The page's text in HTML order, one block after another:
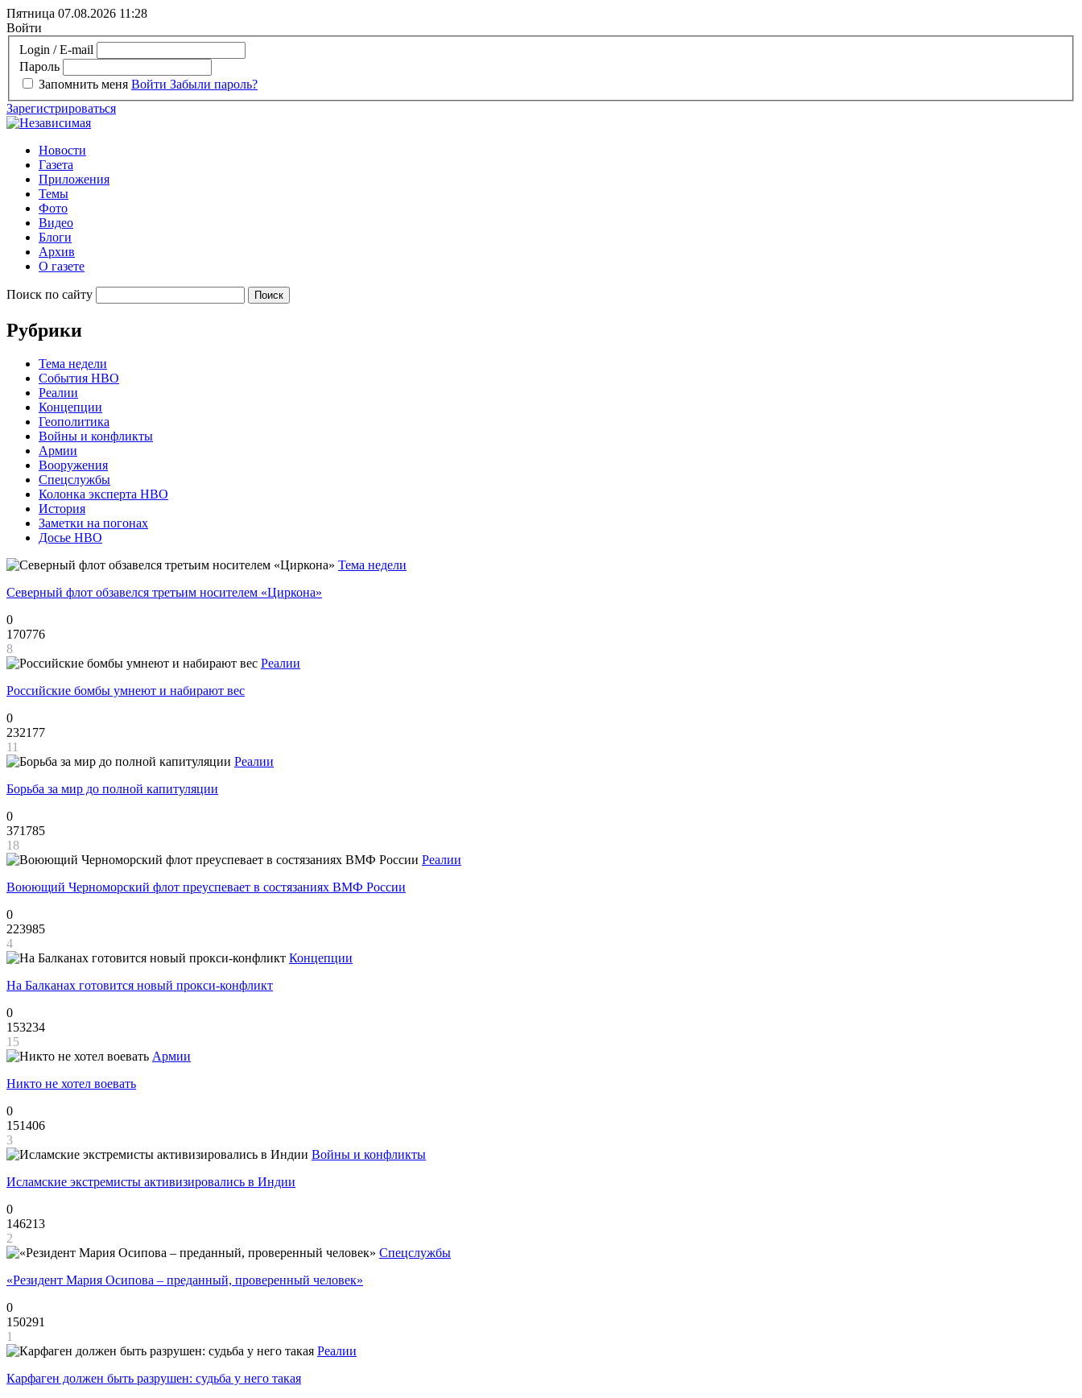
Пятница 07.08.2026 11:28
Войти
Login / E-mail
Пароль
Запомнить меня Войти Забыли пароль?
Зарегистрироваться
Новости
Газета
Приложения
Темы
Фото
Видео
Блоги
Архив
О газете
Поиск по сайту
Рубрики
Тема недели
События НВО
Реалии
Концепции
Геополитика
Войны и конфликты
Армии
Вооружения
Спецслужбы
Колонка эксперта НВО
История
Заметки на погонах
Досье НВО
Тема недели
Северный флот обзавелся третьим носителем «Циркона»
0
170776
8
Реалии
Российские бомбы умнеют и набирают вес
0
232177
11
Реалии
Борьба за мир до полной капитуляции
0
371785
18
Реалии
Воюющий Черноморский флот преуспевает в состязаниях ВМФ России
0
223985
4
Концепции
На Балканах готовится новый прокси-конфликт
0
153234
15
Армии
Никто не хотел воевать
0
151406
3
Войны и конфликты
Исламские экстремисты активизировались в Индии
0
146213
2
Спецслужбы
«Резидент Мария Осипова – преданный, проверенный человек»
0
150291
1
Реалии
Карфаген должен быть разрушен: судьба у него такая